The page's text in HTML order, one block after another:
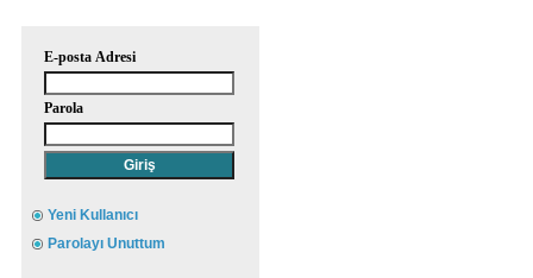
E-posta Adresi
Parola
Yeni Kullanıcı
Parolayı Unuttum